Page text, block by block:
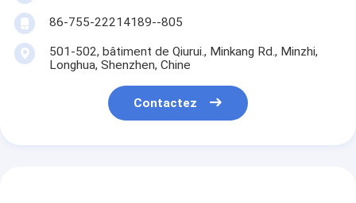
86-755-22214189--805
501-502, bâtiment de Qiurui., Minkang Rd., Minzhi,
Longhua, Shenzhen, Chine
Contactez